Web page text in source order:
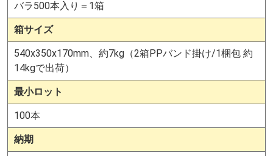
バラ500本入り＝1箱
箱サイズ
540x350x170mm、約7kg（2箱PPバンド掛け/1梱包 約
14kgで出荷）
最小ロット
100本
納期